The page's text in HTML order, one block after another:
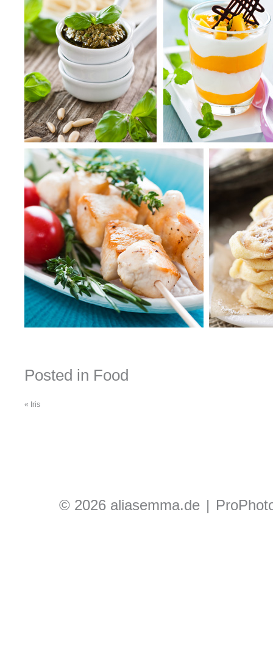
Posted in Food
« Iris
© 2026 aliasemma.de |